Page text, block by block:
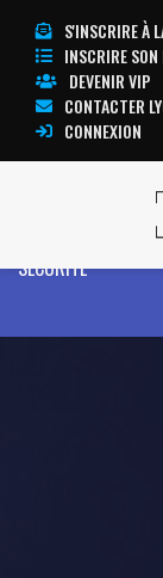
S'INSCRIRE À
INSCRIRE
DEVENIR VIP
CONTACTER
CONNEXION
KALAAT
SECURITE